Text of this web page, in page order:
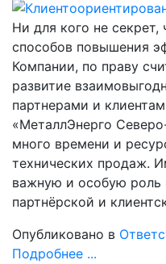
Ни для кого не секрет,
способов повышения
Компании, по праву
развитие
партнерами и
«МеталлЭнерго
много времени и
технических продаж.
важную и особую роль
партнёрской и
Опубликовано в
Подробнее ...